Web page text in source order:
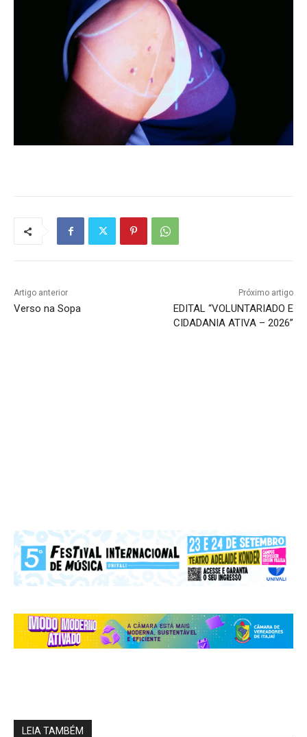
Artigo anterior
Verso na Sopa
Próximo artigo
EDITAL “VOLUNTARIADO E
CIDADANIA ATIVA – 2026”
LEIA TAMBÉM